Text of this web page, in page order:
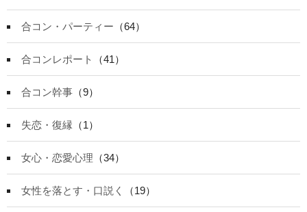
合コン・パーティー （64）
合コンレポート （41）
合コン幹事 （9）
失恋・復縁 （1）
女心・恋愛心理 （34）
女性を落とす・口説く （19）